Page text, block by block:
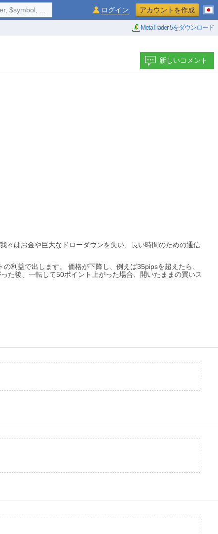
MetaTrader 5をダウンロード
$symbol, ... ログイン アカウントを作成
新しいコメント
々はお金や巨大なドローダウンを失い、長い時間のための通信
利益で出します。
価格が下降し、例えば35pipsを超えたら、
た後、一転して50ポイント上がった場合、開いたままの買いス